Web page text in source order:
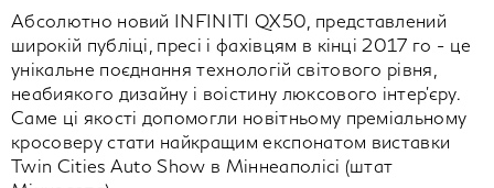
Абсолютно новий INFINITI QX50, представлений
широкій публіці, пресі і фахівцям в кінці 2017 го - це
унікальне поєднання технологій світового рівня,
неабиякого дизайну і воістину люксового інтер'єру.
Саме ці якості допомогли новітньому преміальному
кросоверу стати найкращим експонатом виставки
Twin Cities Auto Show в Міннеаполісі (штат